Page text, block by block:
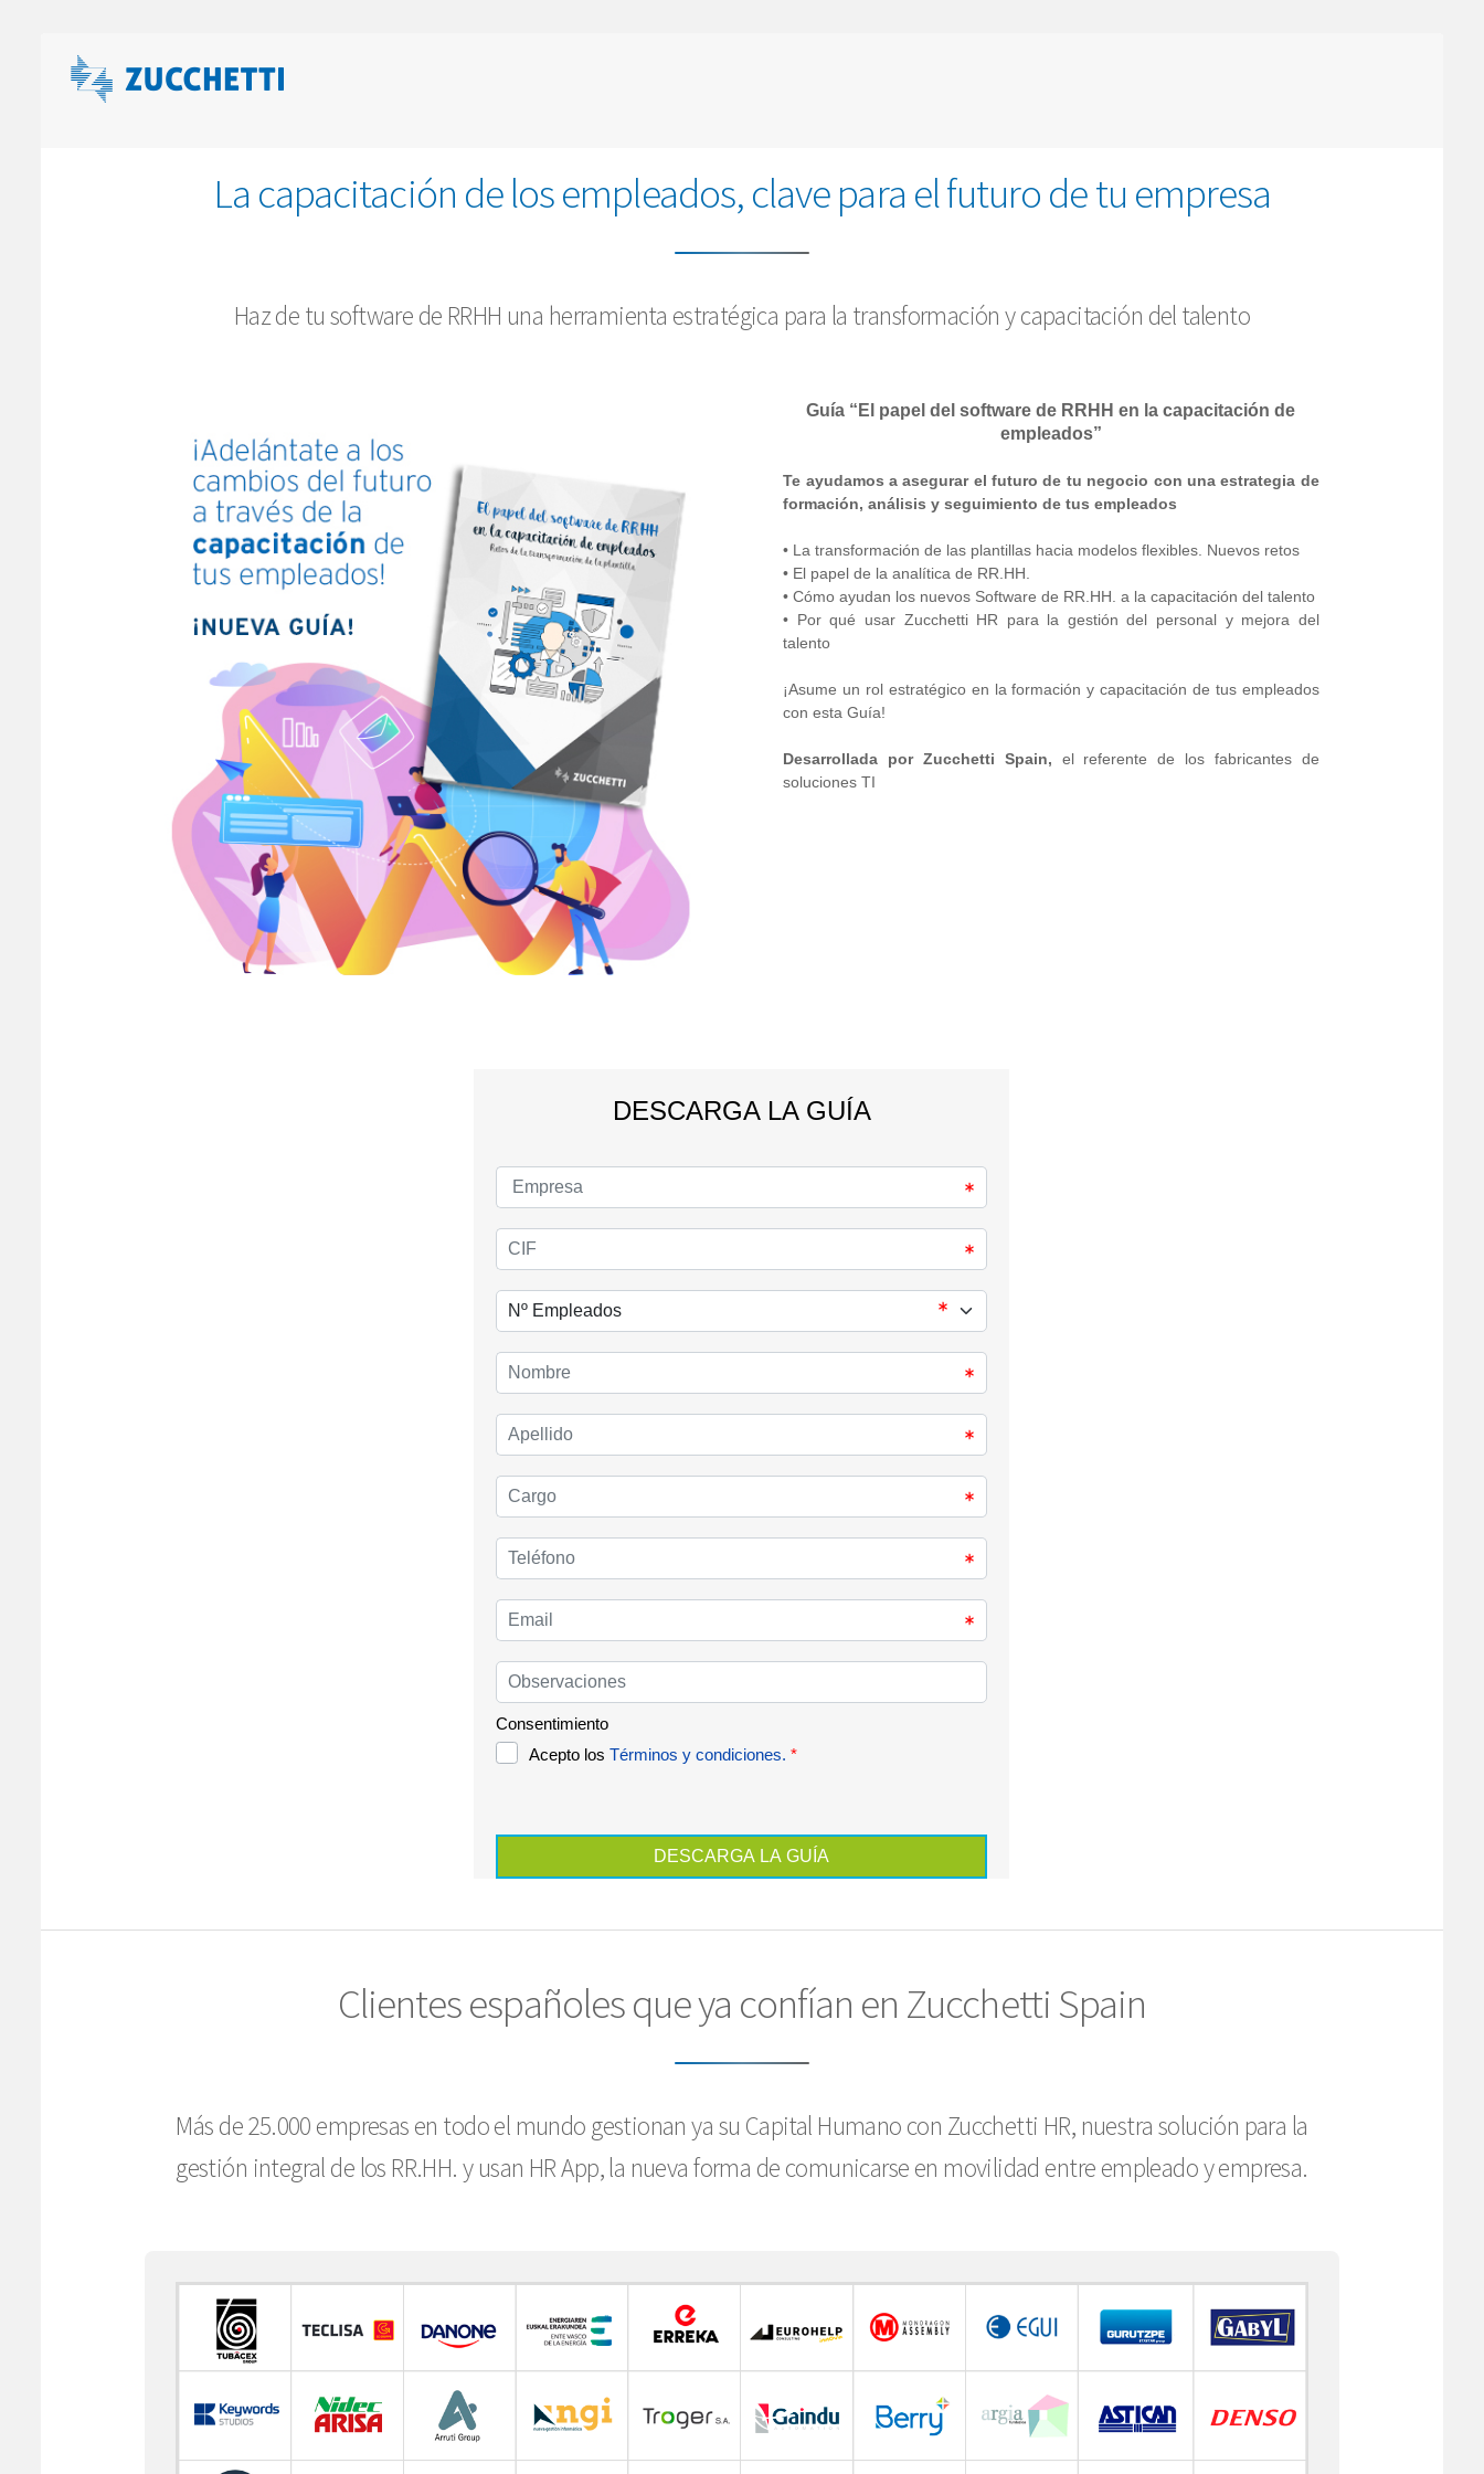
La capacitación de los empleados, clave para el futuro de tu empresa
Haz de tu software de RRHH una herramienta estratégica para la transformación y capacitación del talento
Guía “El papel del software de RRHH en la capacitación de
empleados”
Te ayudamos a asegurar el futuro de tu negocio con una estrategia de
formación, análisis y seguimiento de tus empleados
• La transformación de las plantillas hacia modelos flexibles. Nuevos retos
• El papel de la analítica de RR.HH.
• Cómo ayudan los nuevos Software de RR.HH. a la capacitación del talento
• Por qué usar Zucchetti HR para la gestión del personal y mejora del
talento
¡Asume un rol estratégico en la formación y capacitación de tus empleados
con esta Guía!
Desarrollada por Zucchetti Spain, el referente de los fabricantes de
soluciones TI
Clientes españoles que ya confían en Zucchetti Spain
Más de 25.000 empresas en todo el mundo gestionan ya su Capital Humano con Zucchetti HR, nuestra solución para la
gestión integral de los RR.HH. y usan HR App, la nueva forma de comunicarse en movilidad entre empleado y empresa.